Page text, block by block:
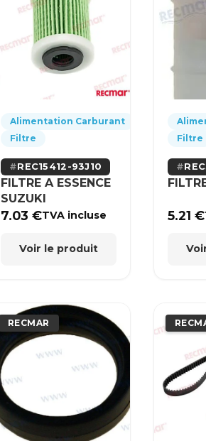
Alimentation Carburant
Filtre
REC15412-93J10
FILTRE A ESSENCE
SUZUKI
7.03€TVA incluse
Voir le produit
Filtre
5.21€
RECMAR